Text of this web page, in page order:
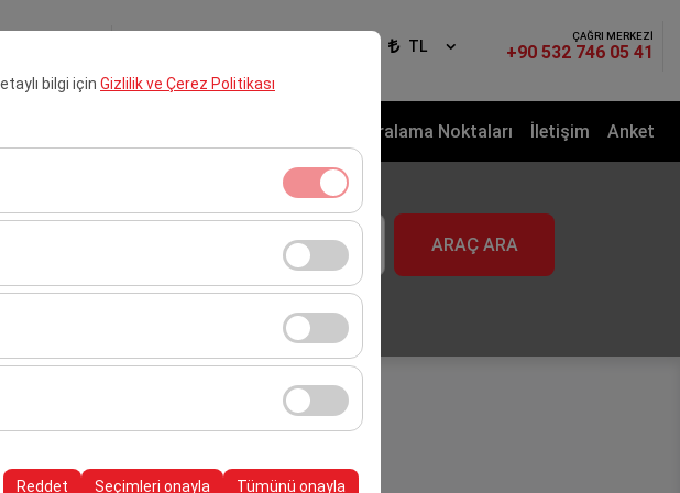
bilgi için Gizlilik ve Çerez Politikası
ve temel işlevler için gereklidir. Devre dışı
edilen sayfalar, kullanıcı davranışları) analiz
deneyimini sürekli iyileştirmek için kullanılır.
ve reklam kampanyalarımızın
Reddet Seçimleri onayla Tümünü onayla
TL
ÇAĞRI MERKEZİ
+90 532 746 05 41
Kiralama Noktaları İletişim Anket
09:00 ARAÇ ARA